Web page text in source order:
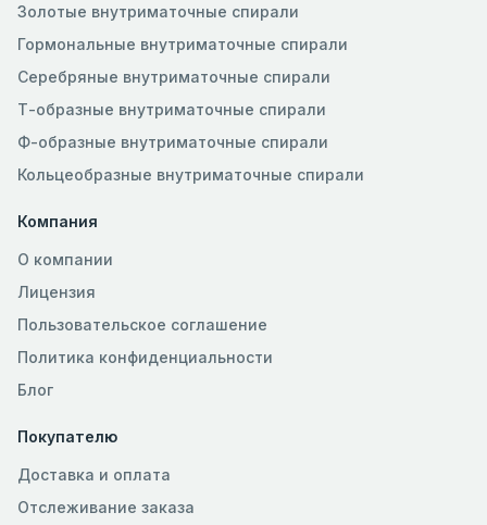
Золотые внутриматочные спирали
Гормональные внутриматочные спирали
Серебряные внутриматочные спирали
Т-образные внутриматочные спирали
Ф-образные внутриматочные спирали
Кольцеобразные внутриматочные спирали
Компания
О компании
Лицензия
Пользовательское соглашение
Политика конфиденциальности
Блог
Покупателю
Доставка и оплата
Отслеживание заказа